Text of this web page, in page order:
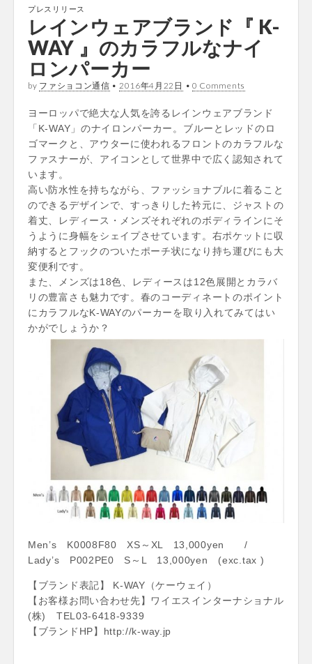
プレスリリース
レインウェアブランド『 K-
WAY 』のカラフルなナイ
ロンパーカー
by ファショコン通信 • 2016年4月22日 • 0 Comments
ヨーロッパで絶大な人気を誇るレインウェアブランド
「K-WAY」のナイロンパーカー。ブルーとレッドのロ
ゴマークと、アウターに使われるフロントのカラフルな
ファスナーが、アイコンとして世界中で広く認知されて
います。
高い防水性を持ちながら、ファッショナブルに着ること
のできるデザインで、すっきりした衿元に、ジャストの
着丈、レディース・メンズそれぞれのボディラインにそ
うように身幅をシェイプさせています。右ポケットに収
納するとフックのついたポーチ状になり持ち運びにも大
変便利です。
また、メンズは18色、レディースは12色展開とカラバ
リの豊富さも魅力です。春のコーディネートのポイント
にカラフルなK-WAYのパーカーを取り入れてみてはい
かがでしょうか？
Men’s K0008F80 XS～XL 13,000yen /
Lady’s P002PE0 S～L 13,000yen (exc.tax )
【ブランド表記】 K-WAY（ケーウェイ）
【お客様お問い合わせ先】ワイエスインターナショナル
(株) TEL03-6418-9339
【ブランドHP】http://k-way.jp